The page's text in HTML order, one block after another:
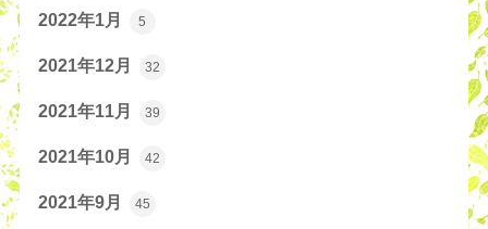
2022年1月 5
2021年12月 32
2021年11月 39
2021年10月 42
2021年9月 45